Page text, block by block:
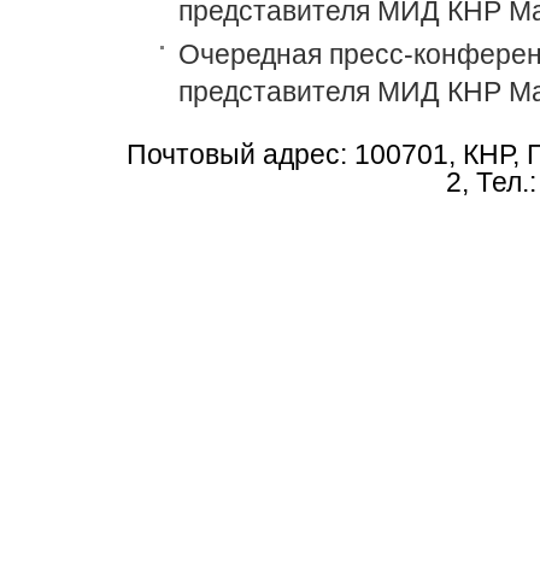
представителя МИД КНР
Очередная пресс-
представителя МИД КНР
Почтовый адрес: 100701, КНР,
2,